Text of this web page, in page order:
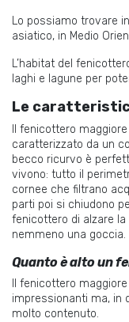
Lo possiamo trovare
asiatico, in Medio
L’habitat del
laghi e lagune per
Le
Il fenicottero
caratterizzato da un
becco ricurvo è
vivono: tutto il
cornee che filtrano
parti poi si chiudono
fenicottero di alzare la
nemmeno una goccia.
Quanto è alto un
Il fenicottero
impressionanti ma, in
molto contenuto.